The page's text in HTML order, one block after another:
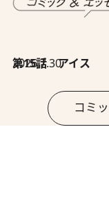
2026.7.30
第15話 アイス
コミ